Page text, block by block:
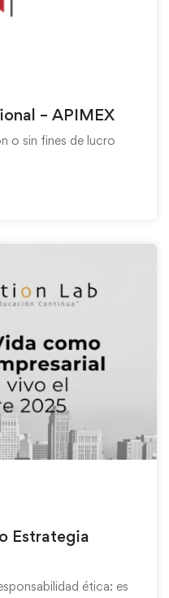
– APIMEX
o sin fines de lucro
Estrategia
ética: es